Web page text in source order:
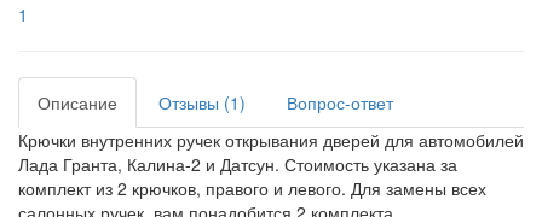
1
Описание Отзывы (1)
Вопрос-ответ
Крючки внутренних ручек открывания дверей для автомобилей
Лада Гранта, Калина-2 и Датсун. Стоимость указана за
комплект из 2 крючков, правого и левого. Для замены всех
салонных ручек, вам понадобится 2 комплекта.